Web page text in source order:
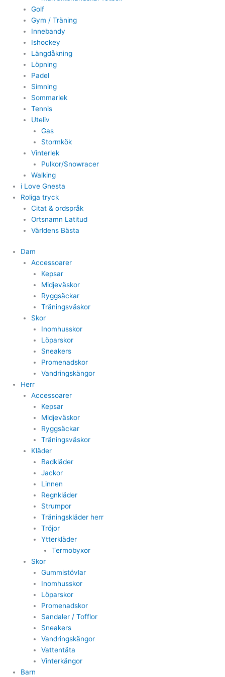
Golf
Gym / Träning
Innebandy
Ishockey
Längdåkning
Löpning
Padel
Simning
Sommarlek
Tennis
Uteliv
Gas
Stormkök
Vinterlek
Pulkor/Snowracer
Walking
i Love Gnesta
Roliga tryck
Citat & ordspråk
Ortsnamn Latitud
Världens Bästa
Dam
Accessoarer
Kepsar
Midjeväskor
Ryggsäckar
Träningsväskor
Skor
Inomhusskor
Löparskor
Sneakers
Promenadskor
Vandringskängor
Herr
Accessoarer
Kepsar
Midjeväskor
Ryggsäckar
Träningsväskor
Kläder
Badkläder
Jackor
Linnen
Regnkläder
Strumpor
Träningskläder herr
Tröjor
Ytterkläder
Termobyxor
Skor
Gummistövlar
Inomhusskor
Löparskor
Promenadskor
Sandaler / Tofflor
Sneakers
Vandringskängor
Vattentäta
Vinterkängor
Barn